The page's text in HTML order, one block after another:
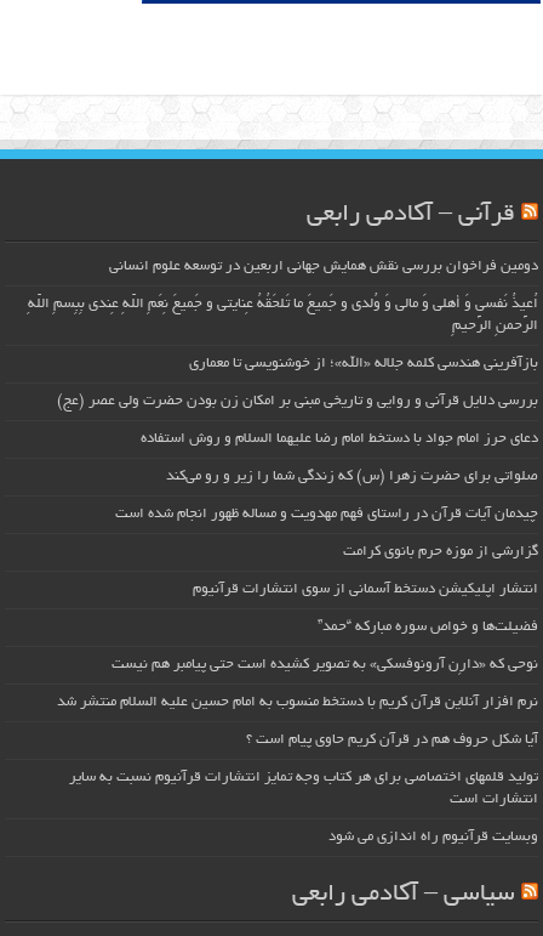
قرآنی – آکادمی رابعی
دومین فراخوان بررسی نقش همایش جهانی اربعین در توسعه علوم انسانی
اُعیذُ نَفسی وَ أهلی وَ مالی وَ وُلدی و جَمیعَ ما تَلحَقُهُ عِنایتی و جَمیعَ نِعَمِ اللّهِ عِندی بِبِسمِ اللّهِ
الرَّحمنِ الرَّحیمِ
بازآفرینی هندسی کلمه جلاله «الله»؛ از خوشنویسی تا معماری
بررسی دلایل قرآنی و روایی و تاریخی مبنی بر امکان زن بودن حضرت ولی عصر (عج)
دعای حرز امام جواد با دستخط امام رضا علیهما السلام و روش استفاده
صلواتی برای حضرت زهرا (س) که زندگی شما را زیر و رو می‌کند
چیدمان آیات قرآن در راستای فهم مهدویت و مساله ظهور انجام شده است
گزارشی از موزه حرم بانوی کرامت
انتشار اپلیکیشن دستخط آسمانی از سوی انتشارات قرآنیوم
فضیلت‌ها و خواص سوره مبارکه “حمد”
نوحی که «دارِن آرونوفسکی» به تصویر کشیده است حتی پیامبر هم نیست
نرم افزار آنلاین قرآن کریم با دستخط منسوب به امام حسین علیه السلام منتشر شد
آیا شکل حروف هم در قرآن کریم حاوی پیام است ؟
تولید قلمهای اختصاصی برای هر کتاب وجه تمایز انتشارات قرآنیوم نسبت به سایر
انتشارات است
وبسایت قرآنیوم راه اندازی می شود
سیاسی – آکادمی رابعی